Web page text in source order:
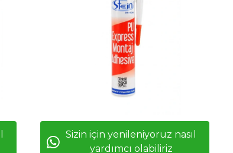
Sizin için yenileniyoruz nasıl
yardımcı olabiliriz